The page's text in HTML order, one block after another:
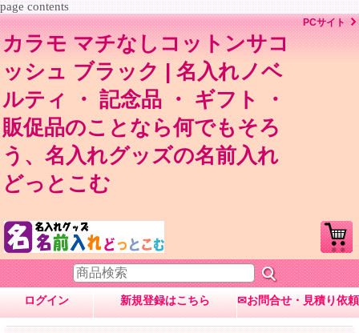
page contents
カラモ マチなしコットンサコ
ッシュ ブラック | 名入れノベ
ルティ ・ 記念品 ・ ギフト ・
販促品のことなら何でもそろ
う、名入れグッズの名前入れ
どっとこむ
PCサイト
ログイン 新規登録はこちら ✉お問合せ・見積り依頼